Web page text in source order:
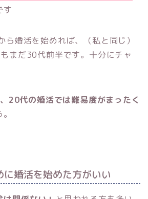
す
ら婚活を始めれば、（私と同じ）
まだ30代前半です。十分にチャ
20代の婚活では難易度がまったく
婚活を始めた方がいい